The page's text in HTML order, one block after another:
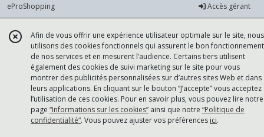
eProShopping
Accès gérant
Afin de vous offrir une expérience utilisateur optimale sur le site, nous
utilisons des cookies fonctionnels qui assurent le bon fonctionnement
de nos services et en mesurent l’audience. Certains tiers utilisent
également des cookies de suivi marketing sur le site pour vous
montrer des publicités personnalisées sur d’autres sites Web et dans
leurs applications. En cliquant sur le bouton “J’accepte” vous acceptez
l’utilisation de ces cookies. Pour en savoir plus, vous pouvez lire notre
page “Informations sur les cookies” ainsi que notre “Politique de
confidentialité“. Vous pouvez ajuster vos préférences ici.